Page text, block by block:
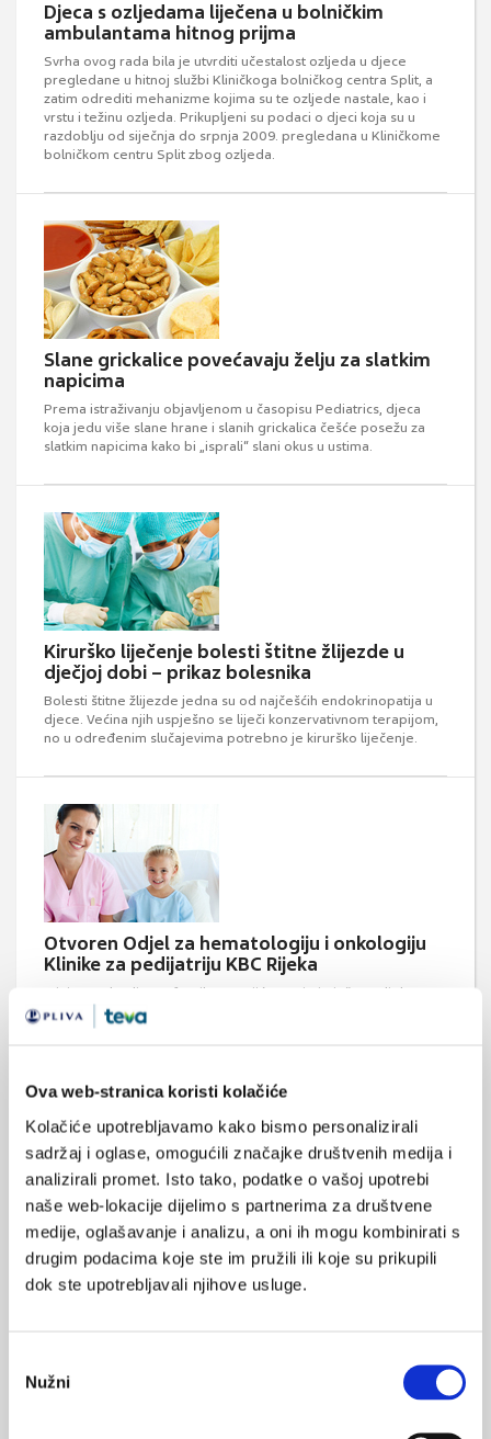
Ova web-stranica koristi kolačiće
Kolačiće upotrebljavamo kako bismo personalizirali
sadržaj i oglase, omogućili značajke društvenih medija i
analizirali promet. Isto tako, podatke o vašoj upotrebi
naše web-lokacije dijelimo s partnerima za društvene
medije, oglašavanje i analizu, a oni ih mogu kombinirati s
drugim podacima koje ste im pružili ili koje su prikupili
dok ste upotrebljavali njihove usluge.
pristanka
Nužni
Djeca s ozljedama liječena u bolničkim
ambulantama hitnog prijma
Svrha ovog rada bila je utvrditi učestalost ozljeda u djece
pregledane u hitnoj službi Kliničkoga bolničkog centra Split, a
zatim odrediti mehanizme kojima su te ozljede nastale, kao i
vrstu i težinu ozljeda. Prikupljeni su podaci o djeci koja su u
razdoblju od siječnja do srpnja 2009. pregledana u Kliničkome
bolničkom centru Split zbog ozljeda.
Slane grickalice povećavaju želju za slatkim
napicima
Prema istraživanju objavljenom u časopisu Pediatrics, djeca
koja jedu više slane hrane i slanih grickalica češće posežu za
slatkim napicima kako bi „isprali“ slani okus u ustima.
Kirurško liječenje bolesti štitne žlijezde u
dječjoj dobi – prikaz bolesnika
Bolesti štitne žlijezde jedna su od najčešćih endokrinopatija u
djece. Većina njih uspješno se liječi konzervativnom terapijom,
no u određenim slučajevima potrebno je kirurško liječenje.
Otvoren Odjel za hematologiju i onkologiju
Klinike za pedijatriju KBC Rijeka
Ministar zdravlja prof. Rajko Ostojić otvorio je jučer Odjel za
hematologiju i onkologiju Klinike za pedijatriju KBC-a Rijeka. U
uređenje i opremanje Odjela uloženo je 3,2 milijuna kuna, a
bolestima "Krijesnica" s 800.000 kuna, Grad Rijeka s 250.000
akutno bolesne ne-imunosuprimirane djece, zahtijevaju
odgodu određivanja IFN-γ, objavljeno je u časopisu Biochemia